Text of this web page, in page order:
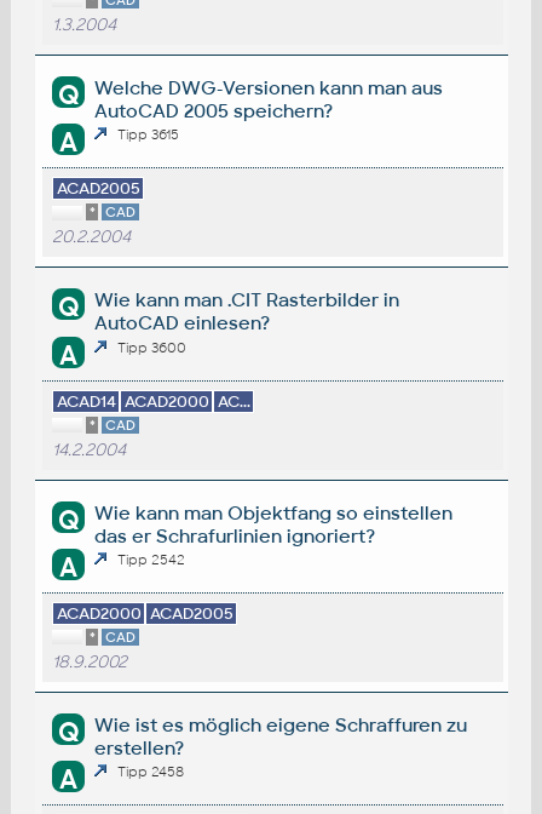
1.3.2004
Q
Welche DWG-Versionen kann man aus
AutoCAD 2005 speichern?
A Tipp 3615
ACAD2005
* CAD
20.2.2004
Q
Wie kann man .CIT Rasterbilder in
AutoCAD einlesen?
A Tipp 3600
ACAD14 ACAD2000 AC...
* CAD
14.2.2004
Q
Wie kann man Objektfang so einstellen
das er Schrafurlinien ignoriert?
A Tipp 2542
ACAD2000 ACAD2005
* CAD
18.9.2002
Q
Wie ist es möglich eigene Schraffuren zu
erstellen?
A Tipp 2458